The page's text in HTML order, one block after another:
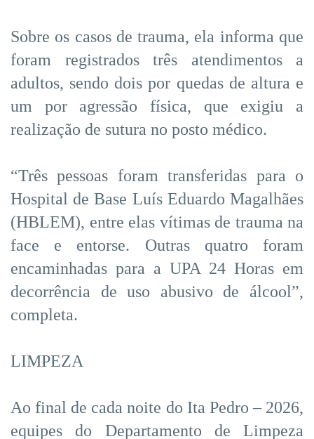
Sobre os casos de trauma, ela informa que
foram registrados três atendimentos a
adultos, sendo dois por quedas de altura e
um por agressão física, que exigiu a
realização de sutura no posto médico.
“Três pessoas foram transferidas para o
Hospital de Base Luís Eduardo Magalhães
(HBLEM), entre elas vítimas de trauma na
face e entorse. Outras quatro foram
encaminhadas para a UPA 24 Horas em
decorrência de uso abusivo de álcool”,
completa.
LIMPEZA
Ao final de cada noite do Ita Pedro – 2026,
equipes do Departamento de Limpeza